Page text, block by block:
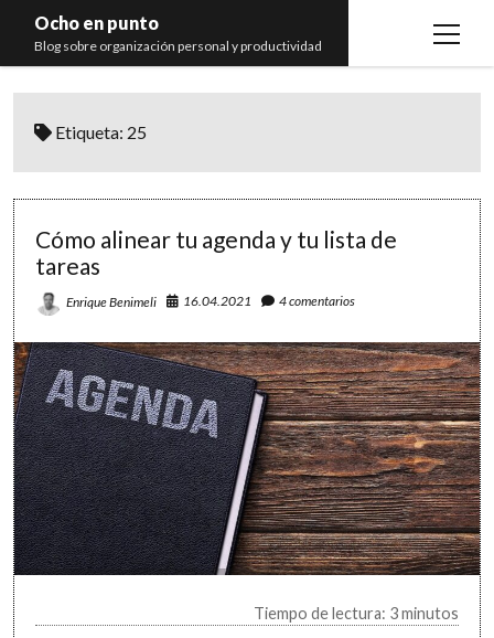
Ocho en punto
Blog sobre organización personal y productividad
open
Libros
Etiqueta: 25
Cómo alinear tu agenda y tu lista de
tareas
Enrique Benimeli 16.04.2021 4 comentarios
Tiempo de lectura: 3 minutos